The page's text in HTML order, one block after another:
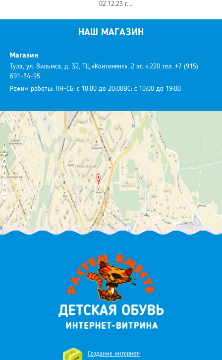
02.12.23 г.…
НАШ МАГАЗИН
Магазин
Тула, ул. Вильмса, д. 32, ТЦ «Континент», 2 эт. к.220 тел. +7 (915)
691-34-95
Режим работы: ПН-СБ: с 10:00 до 20:00ВС: с 10:00 до 19:00
Создание интернет-